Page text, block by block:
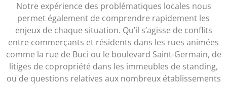
Notre expérience des problématiques locales nous
permet également de comprendre rapidement les
enjeux de chaque situation. Qu’il s’agisse de conflits
entre commerçants et résidents dans les rues animées
comme la rue de Buci ou le boulevard Saint-Germain, de
litiges de copropriété dans les immeubles de standing,
ou de questions relatives aux nombreux établissements